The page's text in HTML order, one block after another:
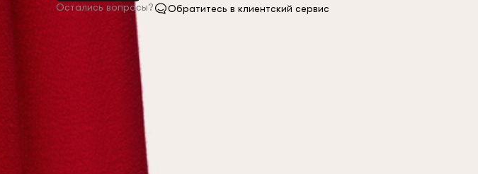
Остались вопросы?
Обратитесь в клиентский сервис